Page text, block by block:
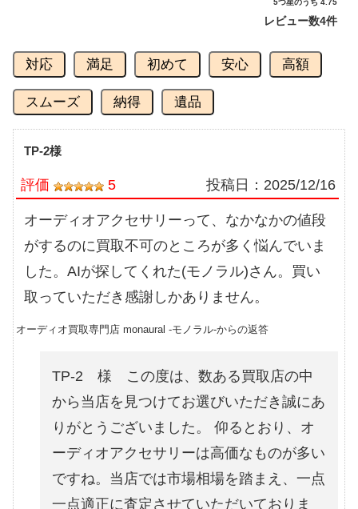
5つ星のうち 4.75
レビュー数4件
対応 満足 初めて 安心 高額
スムーズ 納得 遺品
TP-2様
評価 5 投稿日： 2025/12/16
オーディオアクセサリーって、なかなかの値段
がするのに買取不可のところが多く悩んでいま
した。AIが探してくれた(モノラル)さん。買い
取っていただき感謝しかありません。
オーディオ買取専門店 monaural -モノラル-からの返答
TP-2 様 この度は、数ある買取店の中
から当店を見つけてお選びいただき誠にあ
りがとうございました。 仰るとおり、オ
ーディオアクセサリーは高価なものが多い
ですね。当店では市場相場を踏まえ、一点
一点適正に査定させていただいておりま